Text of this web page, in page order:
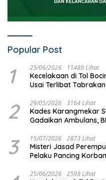
Popular Post
1 25/06/2026 11489 Lihat
Kecelakaan di Tol
Usai Terlibat
2 29/05/2026 3164 Lihat
Kades Karangmekar
Gadaikan Ambulans,
3 15/07/2026 2873 Lihat
Misteri Jasad
Pelaku Pancing
25/06/2026 2598 Lihat